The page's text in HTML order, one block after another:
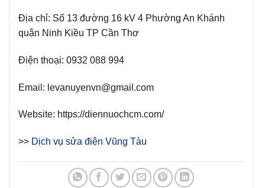
Địa chỉ: Số 13 đường 16 kV 4 Phường An Khánh
quận Ninh Kiều TP Cần Thơ
Điện thoại: 0932 088 994
Email: levanuyenvn@gmail.com
Website: https://diennuochcm.com/
>> Dịch vụ sửa điện Vũng Tàu